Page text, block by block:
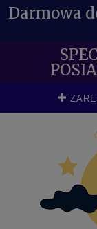
Darmowa